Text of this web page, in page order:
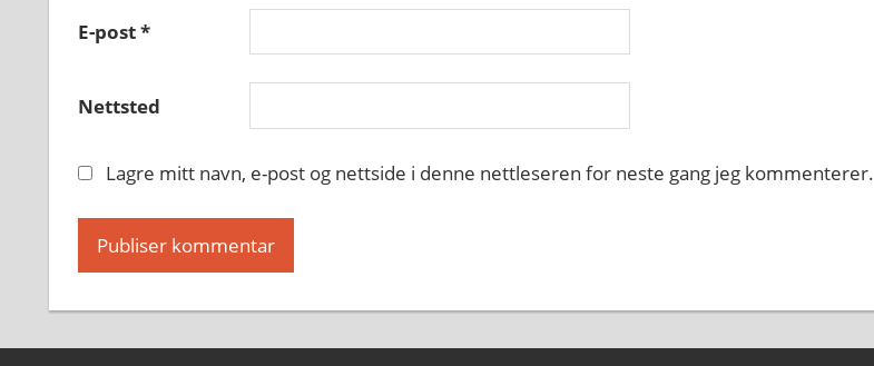
E-post*
Nettsted
Lagre mitt navn, e-post og nettside i denne nettleseren for neste gang jeg kommenterer.